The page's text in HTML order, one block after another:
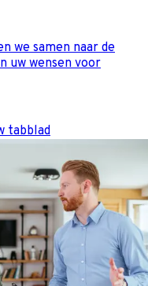
we samen naar de
uw wensen voor
tabblad